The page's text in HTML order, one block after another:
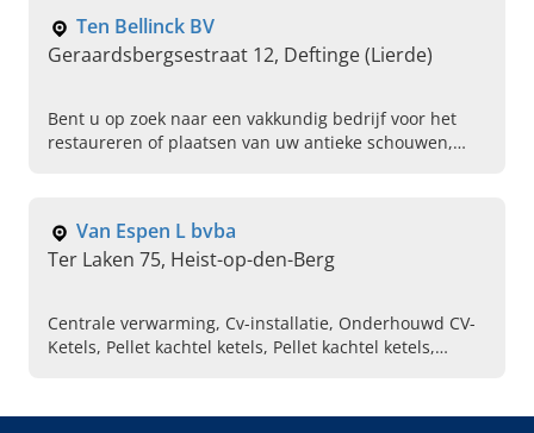
Ten Bellinck BV
Geraardsbergsestraat 12, Deftinge (Lierde)
Bent u op zoek naar een vakkundig bedrijf voor het
restaureren of plaatsen van uw antieke schouwen,
(Lierde) aan het juiste adres!
Van Espen L bvba
Ter Laken 75, Heist-op-den-Berg
Centrale verwarming, Cv-installatie, Onderhouwd CV-
Ketels, Pellet kachtel ketels, Pellet kachtel ketels,